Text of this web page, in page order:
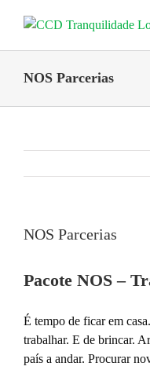
NOS Parcerias
NOS Parcerias
Pacote NOS –
É tempo de ficar em
trabalhar. E de brincar.
país a andar. Procurar